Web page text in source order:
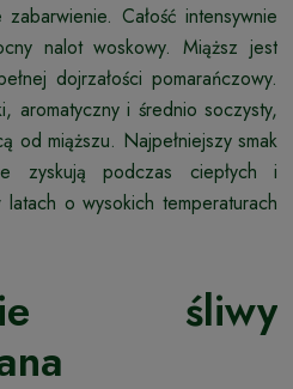
Całość intensywnie
nalot woskowy. Miąższ jest
dojrzałości pomarańczowy.
aromatyczny i średnio soczysty,
od miąższu. Najpełniejszy smak
zyskują podczas ciepłych i
o wysokich temperaturach
śliwy